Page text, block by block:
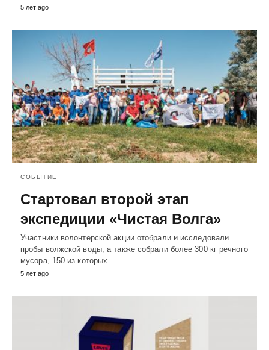
5 лет ago
СОБЫТИЕ
Стартовал второй этап
экспедиции «Чистая Волга»
Участники волонтерской акции отобрали и исследовали
пробы волжской воды, а также собрали более 300 кг речного
мусора, 150 из которых…
5 лет ago